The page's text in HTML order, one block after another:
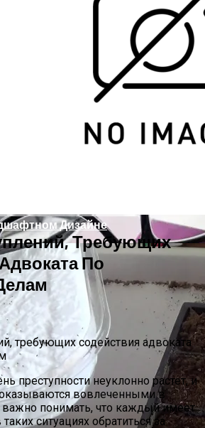
О Работе Адвоката По
Изменения В
Дизайне
Требующих
По
преступности неуклонно растет, и
вовлеченными в
понимать, что каждый имеет
ситуациях обратиться за